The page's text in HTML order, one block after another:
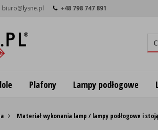
biuro@lysne.pl +48 798 747 891
Plafony Lampy podłogowe
Materiał wykonania lamp / lampy podłogowe i